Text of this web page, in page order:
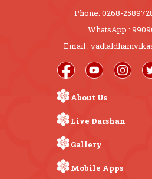
Phone: 0268-
WhatsApp :
Email :
About Us
Live Darshan
Gallery
Mobile Apps